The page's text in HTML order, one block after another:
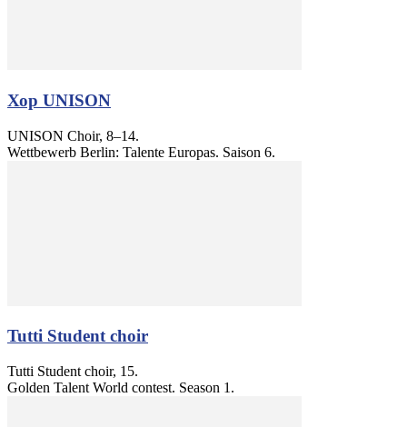
Хор UNISON
UNISON Choir, 8–14.
Wettbewerb Berlin: Talente Europas. Saison 6.
Tutti Student choir
Tutti Student choir, 15.
Golden Talent World contest. Season 1.